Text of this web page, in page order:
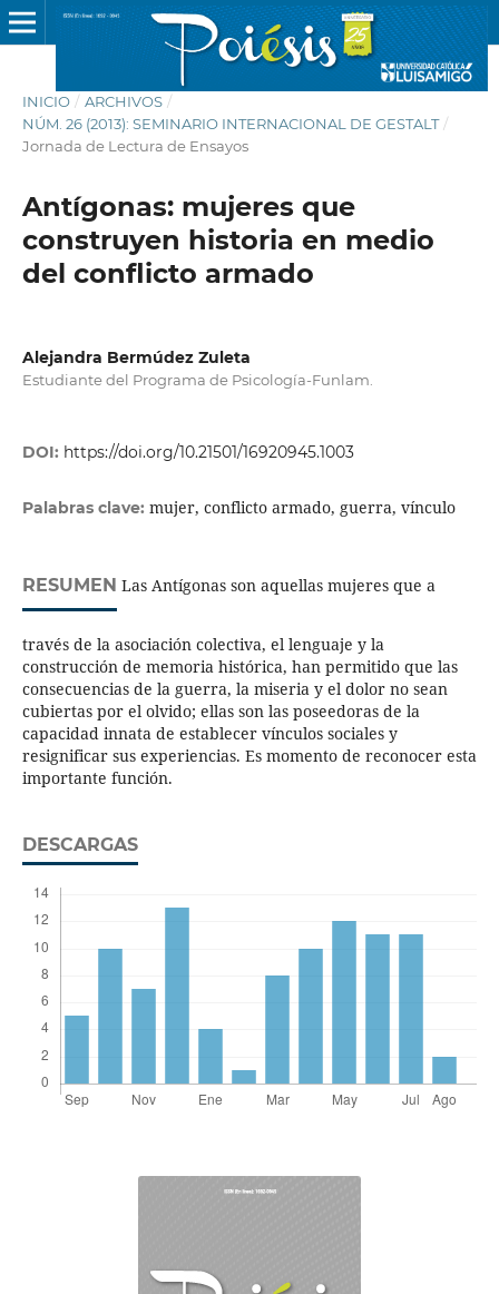
INICIO / ARCHIVOS /
NÚM. 26 (2013): SEMINARIO INTERNACIONAL DE GESTALT /
Jornada de Lectura de Ensayos
Antígonas: mujeres que
construyen historia en medio
del conflicto armado
Alejandra Bermúdez Zuleta
Estudiante del Programa de Psicología-Funlam.
DOI: https://doi.org/10.21501/16920945.1003
Palabras clave: mujer, conflicto armado, guerra, vínculo
RESUMEN Las Antígonas son aquellas mujeres que a
través de la asociación colectiva, el lenguaje y la
construcción de memoria histórica, han permitido que las
consecuencias de la guerra, la miseria y el dolor no sean
cubiertas por el olvido; ellas son las poseedoras de la
capacidad innata de establecer vínculos sociales y
resignificar sus experiencias. Es momento de reconocer esta
importante función.
DESCARGAS